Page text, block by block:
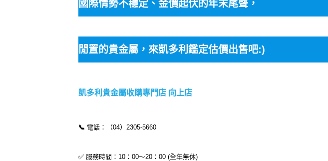
國際情勢不穩定、金價起伏的年末尾聲，
閒置的貴金屬，來凱多利鑑定估價出售吧:)
凱多利貴金屬收購專門店 向上店
📞 電話：（04）2305-5660
✅ 服務時間：10：00～20：00 (全年無休)